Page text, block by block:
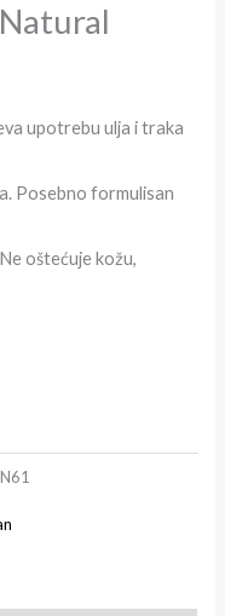
upotrebu ulja i traka
Posebno formulisan
oštećuje kožu,
N61